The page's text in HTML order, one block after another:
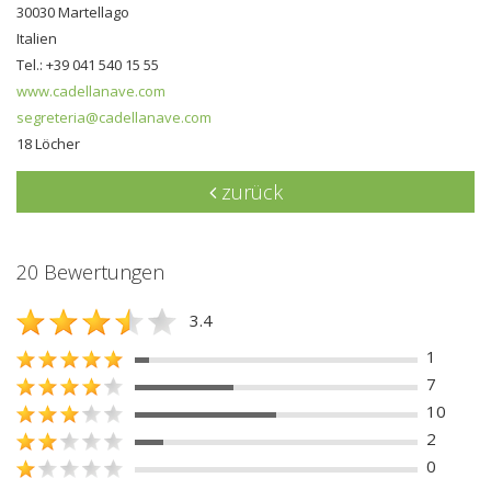
30030 Martellago
Italien
Tel.: +39 041 540 15 55
www.cadellanave.com
segreteria@cadellanave.com
18 Löcher
zurück
20 Bewertungen
3.4
1
7
10
2
0